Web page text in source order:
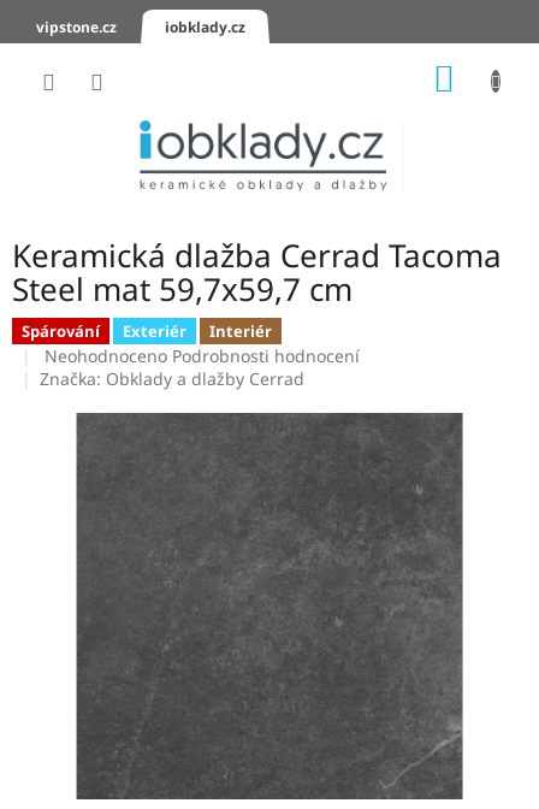
vipstone.cz iobklady.cz
KERAMICKÉ
OBKLADY
KERAMICKÉ
DLAŽBY
SCHODOVKY
KERAMICKÉ
PARAPETY
NEJLEVNĚJŠÍ
prodejna
Značky
Keramická dlažba Cerrad Tacoma
Steel mat 59,7x59,7 cm
Spárování Exteriér Interiér
Průměrné
hodnocení
hvězdiček.
Neohodnoceno Podrobnosti hodnocení
Značka: Obklady a dlažby Cerrad